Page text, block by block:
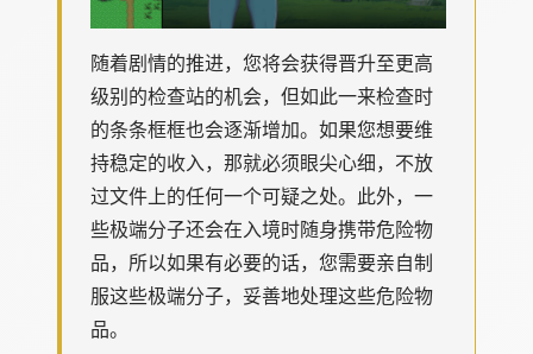
随着剧情的推进，您将会获得晋升至更高
级别的检查站的机会，但如此一来检查时
的条条框框也会逐渐增加。如果您想要维
持稳定的收入，那就必须眼尖心细，不放
过文件上的任何一个可疑之处。此外，一
些极端分子还会在入境时随身携带危险物
品，所以如果有必要的话，您需要亲自制
服这些极端分子，妥善地处理这些危险物
品。